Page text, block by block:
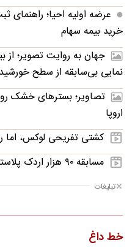
عرضه اولیه احیا؛ راهنمای
خرید بیمه سهام
جهان به روایت تصویر؛ از
نمایی بی‌سابقه از سطح خورشید
تصاویر؛ بسترهای خشک
اروپا
کشتی تفریحی لوکس، اما
مسابقه ۹۰ هزار اردک پلاستیکی در رودخانه شیکاگو
تبلیغات
خط داغ